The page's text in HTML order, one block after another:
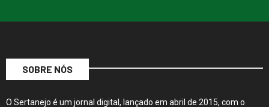
SOBRE NÓS
O Sertanejo é um jornal digital, lançado em abril de 2015, com o